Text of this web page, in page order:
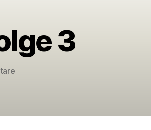
3
zu
Welt,